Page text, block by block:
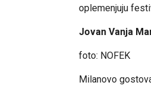
oplemenjuju
Jovan Vanja
foto: NOFEK
Milanovo